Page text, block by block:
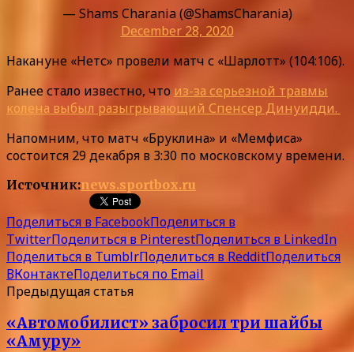
— Shams Charania (@ShamsCharania)
December 28, 2020
Накануне «Нетс» провели матч с «Шарлотт» (104:106).
Ранее стало известно, что из-за серьезной травмы
колена выбыл разыгрывающий Спенсер Динуидди.
Напомним, что матч «Бруклина» и «Мемфиса»
состоится 29 декабря в 3:30 по московскому времени.
Источник:news.sportbox.ru
Поделиться в FacebookПоделиться в
TwitterПоделиться в PinterestПоделиться в LinkedIn
Поделиться в TumblrПоделиться в RedditПоделиться
ВКонтактеПоделиться по Email
Предыдущая статья
«Автомобилист» забросил три шайбы
«Амуру»